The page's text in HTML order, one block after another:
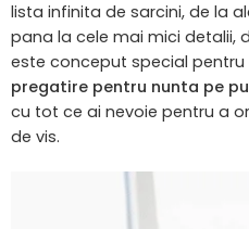
lista infinita de sarcini, de la
pana la cele mai mici detalii,
este conceput special
pregatire pentru nunta pe
cu tot ce ai nevoie pentru a
de vis.